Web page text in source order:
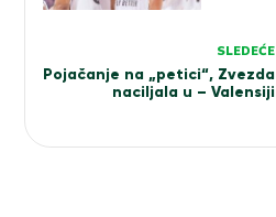
SLEDEĆE
Pojačanje na „petici“, Zvezda
naciljala u – Valensiji